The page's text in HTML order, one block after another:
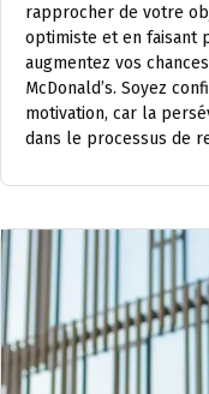
rapprocher de votre
optimiste et en faisant
augmentez vos
McDonald’s. Soyez
motivation, car la
dans le processus de